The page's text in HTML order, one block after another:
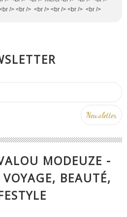
/> <br /> <br /> <br /> <br /> <br />
MODEUZE -
BEAUTÉ,